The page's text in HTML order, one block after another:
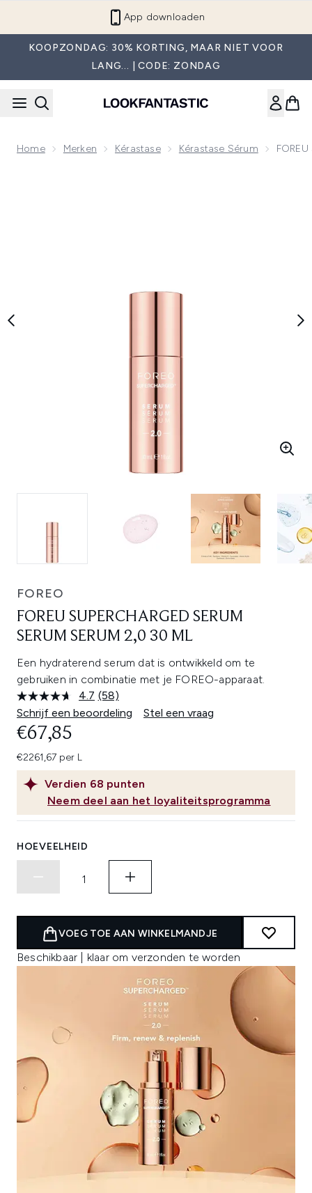
App downloaden
KOOPZONDAG: 30% KORTING, MAAR NIET VOOR
LANG... | CODE: ZONDAG
Home Merken Kérastase Kérastase Sérum
FOREO
FOREU SUPERCHARGED SERUM
SERUM SERUM 2,0 30 ML
Een hydraterend serum dat is ontwikkeld om te
gebruiken in combinatie met je FOREO-apparaat.
4.7 Lees
58
beoordelingen.
(58)
Schrijf een beoordeling
Stel een vraag
Verdien 68 punten
Neem deel aan het loyaliteitsprogramma
€67,85
€2261,67 per L
HOEVEELHEID
VOEG TOE AAN WINKELMANDJE
Beschikbaar | klaar om verzonden te worden